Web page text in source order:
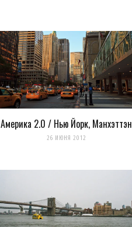
REPLY
Америка 2.0 / Нью Йорк, Манхэттэн
26 ИЮНЯ 2012